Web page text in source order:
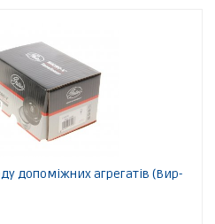
допоміжних агрегатів (Вир-